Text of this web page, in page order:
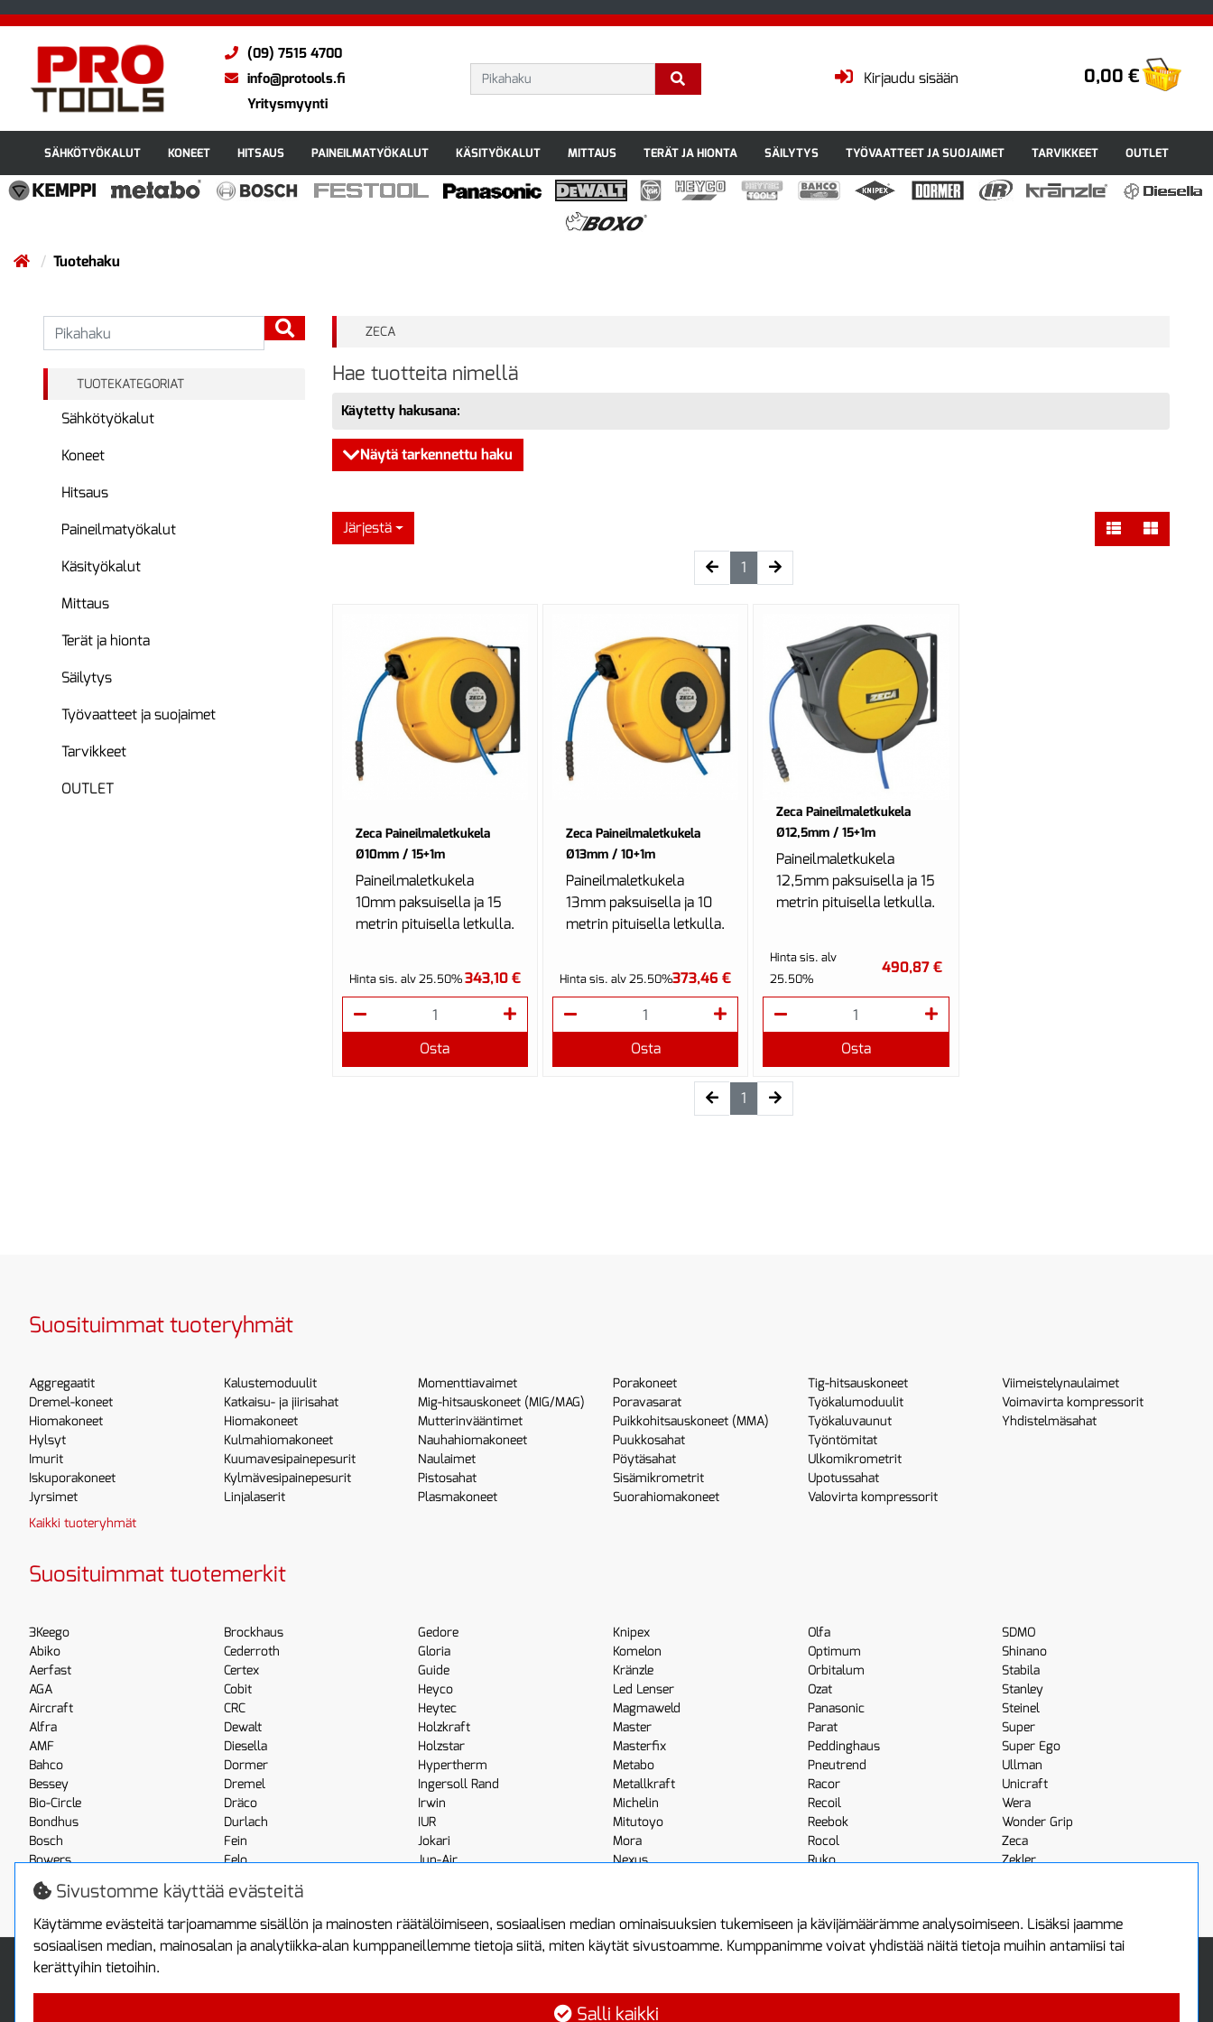
(09) 7515 4700
info@protools.fi
Yritysmyynti
0,00 €
Kirjaudu sisään
SÄHKÖTYÖKALUT KONEET HITSAUS PAINEILMATYÖKALUT KÄSITYÖKALUT MITTAUS TERÄT JA HIONTA SÄILYTYS TYÖVAATTEET JA SUOJAIMET TARVIKKEET OUTLET
Tuotehaku
TUOTEKATEGORIAT
Sähkötyökalut
Koneet
Hitsaus
Paineilmatyökalut
Käsityökalut
Mittaus
Terät ja hionta
Säilytys
Työvaatteet ja suojaimet
Tarvikkeet
OUTLET
ZECA
Hae tuotteita nimellä
Käytetty hakusana:
Näytä tarkennettu haku
Järjestä
1(current)
Zeca Paineilmaletkukela
Ø10mm / 15+1m
Paineilmaletkukela
10mm paksuisella ja 15
metrin pituisella letkulla.
Hinta sis. alv 25.50% 343,10 €
Osta
Zeca Paineilmaletkukela
Ø13mm / 10+1m
Paineilmaletkukela
13mm paksuisella ja 10
metrin pituisella letkulla.
Hinta sis. alv 25.50%373,46 €
Osta
Zeca Paineilmaletkukela
Ø12,5mm / 15+1m
Paineilmaletkukela
12,5mm paksuisella ja 15
metrin pituisella letkulla.
Hinta sis. alv
25.50%
490,87 €
Osta
1(current)
Suosituimmat tuoteryhmät
Aggregaatit
Dremel-koneet
Hiomakoneet
Hylsyt
Imurit
Iskuporakoneet
Jyrsimet
Kalustemoduulit
Katkaisu- ja jiirisahat
Hiomakoneet
Kulmahiomakoneet
Kuumavesipainepesurit
Kylmävesipainepesurit
Linjalaserit
Momenttiavaimet
Mig-hitsauskoneet (MIG/MAG)
Mutterinvääntimet
Nauhahiomakoneet
Naulaimet
Pistosahat
Plasmakoneet
Porakoneet
Poravasarat
Puikkohitsauskoneet (MMA)
Puukkosahat
Pöytäsahat
Sisämikrometrit
Suorahiomakoneet
Tig-hitsauskoneet
Työkalumoduulit
Työkaluvaunut
Työntömitat
Ulkomikrometrit
Upotussahat
Valovirta kompressorit
Viimeistelynaulaimet
Voimavirta kompressorit
Yhdistelmäsahat
Kaikki tuoteryhmät
Suosituimmat tuotemerkit
3Keego
Abiko
Aerfast
AGA
Aircraft
Alfra
AMF
Bahco
Bessey
Bio-Circle
Bondhus
Bosch
Bowers
Boxo
Brennenstuhl
Brockhaus
Cederroth
Certex
Cobit
CRC
Dewalt
Diesella
Dormer
Dremel
Dräco
Durlach
Fein
Felo
Fluke
Gedore
Gloria
Guide
Heyco
Heytec
Holzkraft
Holzstar
Hypertherm
Ingersoll Rand
Irwin
IUR
Jokari
Jun-Air
Knipex
Komelon
Kränzle
Led Lenser
Magmaweld
Master
Masterfix
Metabo
Metallkraft
Michelin
Mitutoyo
Mora
Nexus
Olfa
Optimum
Orbitalum
Ozat
Panasonic
Parat
Peddinghaus
Pneutrend
Racor
Recoil
Reebok
Rocol
Ruko
SDMO
Shinano
Stabila
Stanley
Steinel
Super
Super Ego
Ullman
Unicraft
Wera
Wonder Grip
Zeca
Zekler
Info
Yhteystiedot
Toimitus ja maksaminen
Toimitustavat
Asiakastilini
Asiakastili
Luo tili
Protools Oy
Tuottajankatu 13
Uutiskirje
Tilaa maksuton uutiskirjeemme
Sivustomme käyttää evästeitä
Käytämme evästeitä tarjoamamme sisällön ja mainosten räätälöimiseen, sosiaalisen median ominaisuuksien tukemiseen ja kävijämäärämme analysoimiseen. Lisäksi jaamme
sosiaalisen median, mainosalan ja analytiikka-alan kumppaneillemme tietoja siitä, miten käytät sivustoamme. Kumppanimme voivat yhdistää näitä tietoja muihin antamiisi tai
kerättyihin tietoihin.
Salli kaikki